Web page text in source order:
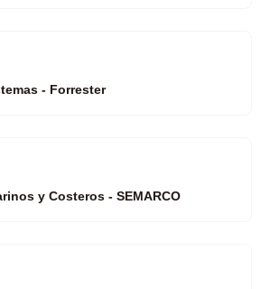
- Forrester
y Costeros - SEMARCO